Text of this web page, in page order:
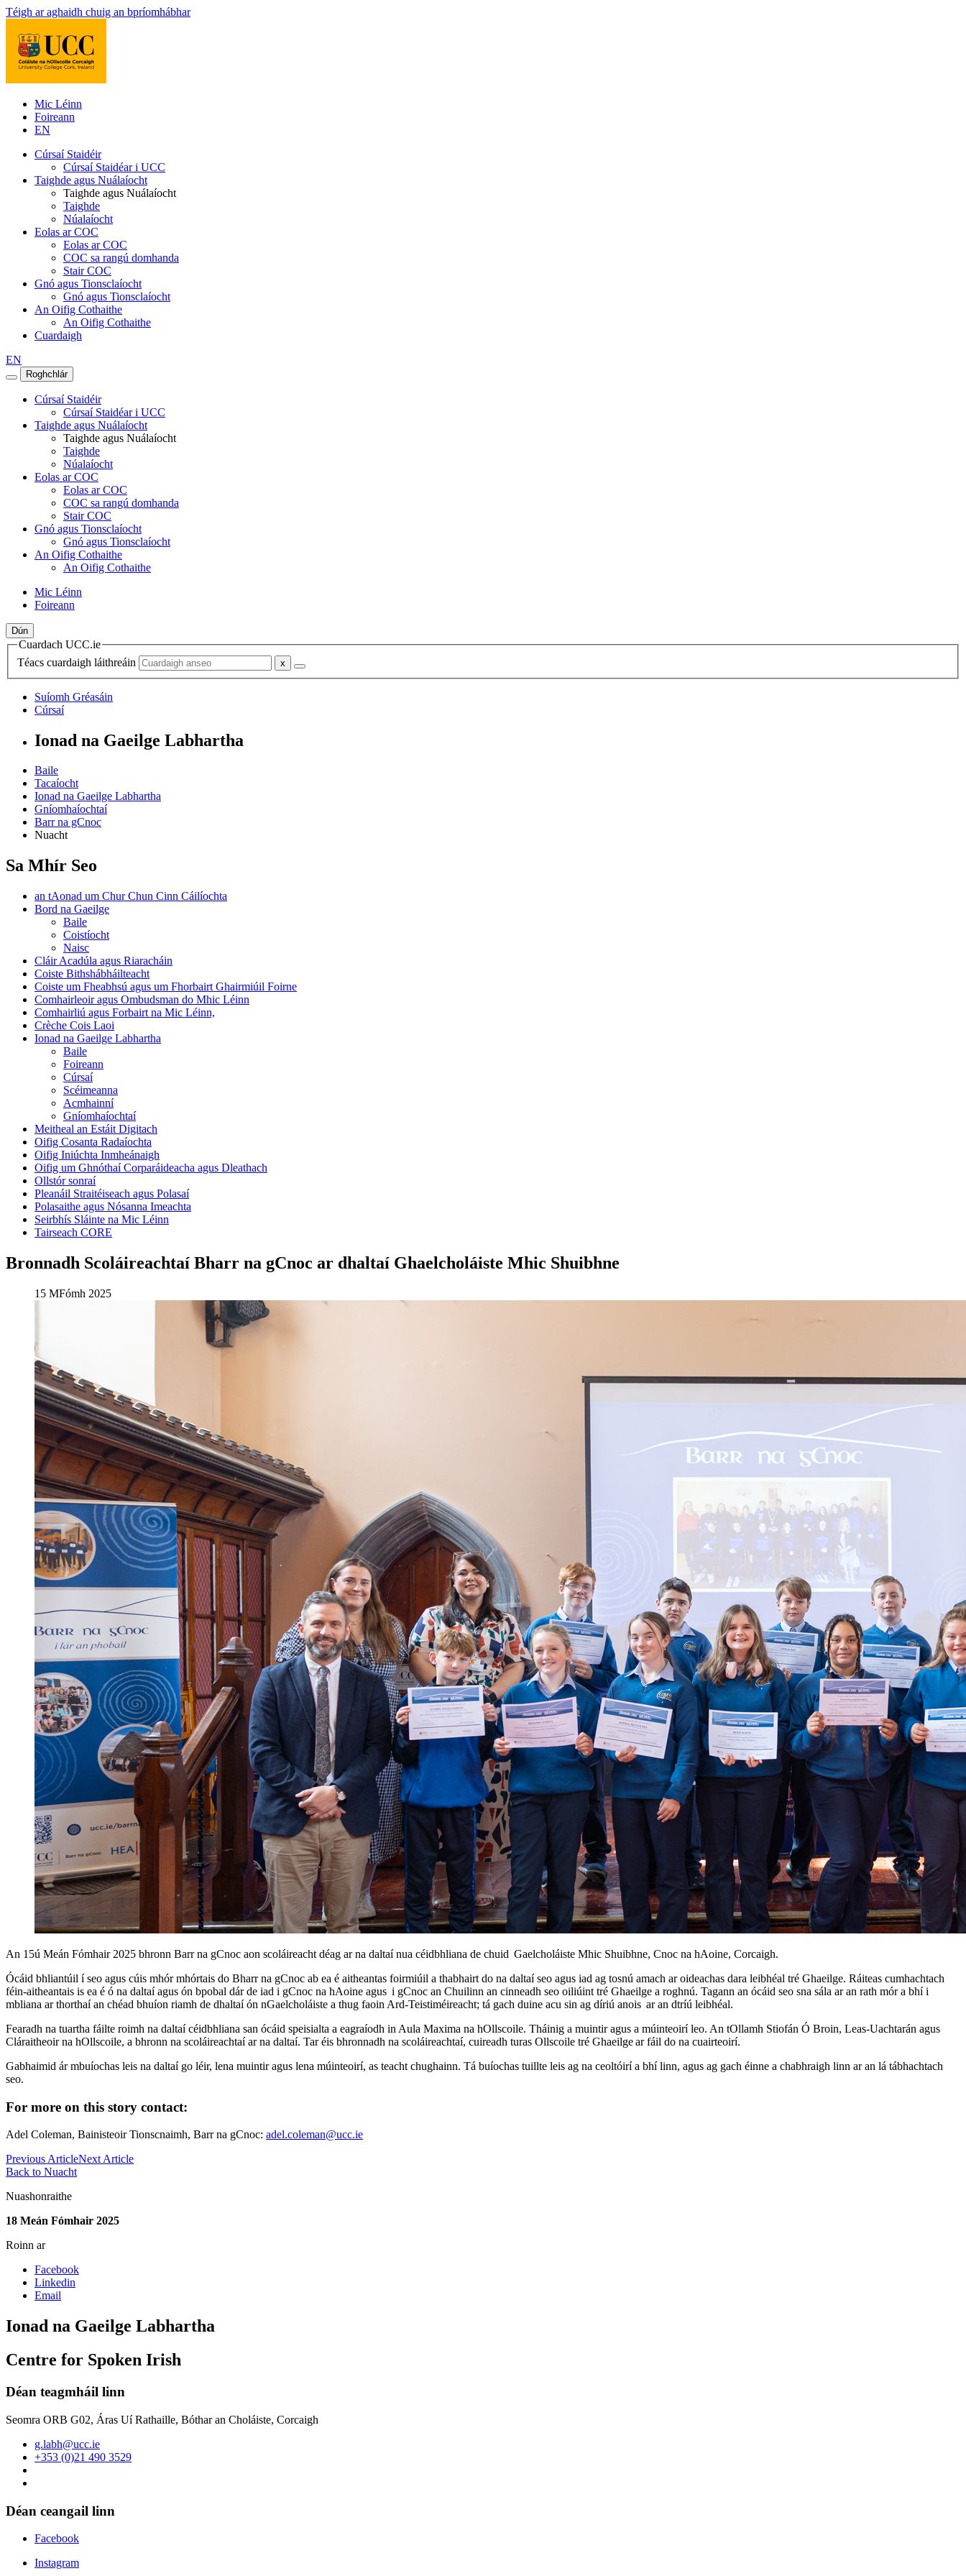
Téigh ar aghaidh chuig an bpríomhábhar
Mic Léinn
Foireann
EN
Cúrsaí Staidéir
Cúrsaí Staidéar i UCC
Taighde agus Nuálaíocht
Taighde agus Nuálaíocht
Taighde
Núalaíocht
Eolas ar COC
Eolas ar COC
COC sa rangú domhanda
Stair COC
Gnó agus Tionsclaíocht
Gnó agus Tionsclaíocht
An Oifig Cothaithe
An Oifig Cothaithe
Cuardaigh
EN
Roghchlár
Cúrsaí Staidéir
Cúrsaí Staidéar i UCC
Taighde agus Nuálaíocht
Taighde agus Nuálaíocht
Taighde
Núalaíocht
Eolas ar COC
Eolas ar COC
COC sa rangú domhanda
Stair COC
Gnó agus Tionsclaíocht
Gnó agus Tionsclaíocht
An Oifig Cothaithe
An Oifig Cothaithe
Mic Léinn
Foireann
Dún
Cuardach UCC.ie
Téacs cuardaigh láithreáin
Suíomh Gréasáin
Cúrsaí
Ionad na Gaeilge Labhartha
Baile
Tacaíocht
Ionad na Gaeilge Labhartha
Gníomhaíochtaí
Barr na gCnoc
Nuacht
Sa Mhír Seo
an tAonad um Chur Chun Cinn Cáilíochta
Bord na Gaeilge
Baile
Coistíocht
Naisc
Cláir Acadúla agus Riaracháin
Coiste Bithshábháilteacht
Coiste um Fheabhsú agus um Fhorbairt Ghairmiúil Foirne
Comhairleoir agus Ombudsman do Mhic Léinn
Comhairliú agus Forbairt na Mic Léinn,
Crèche Cois Laoi
Ionad na Gaeilge Labhartha
Baile
Foireann
Cúrsaí
Scéimeanna
Acmhainní
Gníomhaíochtaí
Meitheal an Estáit Digitach
Oifig Cosanta Radaíochta
Oifig Iniúchta Inmheánaigh
Oifig um Ghnóthaí Corparáideacha agus Dleathach
Ollstór sonraí
Pleanáil Straitéiseach agus Polasaí
Polasaithe agus Nósanna Imeachta
Seirbhís Sláinte na Mic Léinn
Tairseach CORE
Bronnadh Scoláireachtaí Bharr na gCnoc ar dhaltaí Ghaelcholáiste Mhic Shuibhne
15 MFómh 2025
An 15ú Meán Fómhair 2025 bhronn Barr na gCnoc aon scoláireacht déag ar na daltaí nua céidbhliana de chuid Gaelcholáiste Mhic Shuibhne, Cnoc na hAoine, Corcaigh.
Ócáid bhliantúil í seo agus cúis mhór mhórtais do Bharr na gCnoc ab ea é aitheantas foirmiúil a thabhairt do na daltaí seo agus iad ag tosnú amach ar oideachas dara leibhéal tré Ghaeilge. Ráiteas cumhachtach
féin-aitheantais is ea é ó na daltaí agus ón bpobal dár de iad i gCnoc na hAoine agus i gCnoc an Chuilinn an cinneadh seo oiliúint tré Ghaeilge a roghnú. Tagann an ócáid seo sna sála ar an rath mór a bhí i
mbliana ar thorthaí an chéad bhuíon riamh de dhaltaí ón nGaelcholáiste a thug faoin Ard-Teistiméireacht; tá gach duine acu sin ag díriú anois ar an dtríú leibhéal.
Fearadh na tuartha fáilte roimh na daltaí céidbhliana san ócáid speisialta a eagraíodh in Aula Maxima na hOllscoile. Tháinig a muintir agus a múinteoirí leo. An tOllamh Stiofán Ó Broin, Leas-Uachtarán agus
Cláraitheoir na hOllscoile, a bhronn na scoláireachtaí ar na daltaí. Tar éis bhronnadh na scoláireachtaí, cuireadh turas Ollscoile tré Ghaeilge ar fáil do na cuairteoirí.
Gabhaimid ár mbuíochas leis na daltaí go léir, lena muintir agus lena múinteoirí, as teacht chughainn. Tá buíochas tuillte leis ag na ceoltóirí a bhí linn, agus ag gach éinne a chabhraigh linn ar an lá tábhachtach
seo.
For more on this story contact:
Adel Coleman, Bainisteoir Tionscnaimh, Barr na gCnoc: adel.coleman@ucc.ie
Previous ArticleNext Article
Back to Nuacht
Nuashonraithe
18 Meán Fómhair 2025
Roinn ar
Facebook
Linkedin
Email
Ionad na Gaeilge Labhartha
Centre for Spoken Irish
Déan teagmháil linn
Seomra ORB G02, Áras Uí Rathaille, Bóthar an Choláiste, Corcaigh
g.labh@ucc.ie
+353 (0)21 490 3529
Déan ceangail linn
Facebook
Instagram